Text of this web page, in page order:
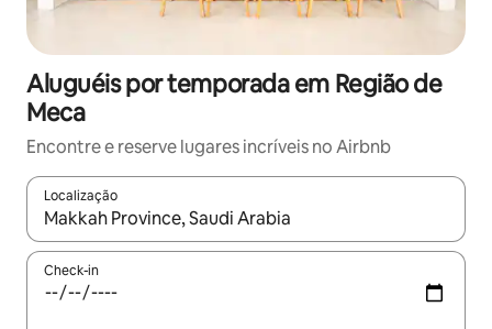
Aluguéis por temporada em Região de
Meca
Encontre e reserve lugares incríveis no Airbnb
Localização
Quando os resultados estiverem disponíveis, explore-os
Check-in